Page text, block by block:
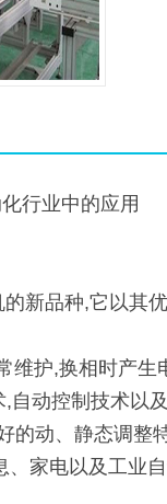
行业中的应用
新品种,它以其
护,换相时产生
动控制技术以
动、静态调整
家电以及工业自